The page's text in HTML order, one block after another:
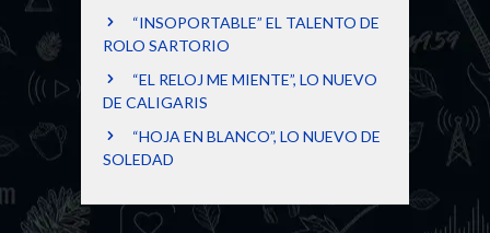
“INSOPORTABLE” EL TALENTO DE
ROLO SARTORIO
“EL RELOJ ME MIENTE”, LO NUEVO
DE CALIGARIS
“HOJA EN BLANCO”, LO NUEVO DE
SOLEDAD